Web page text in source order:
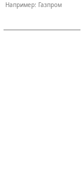
Например: Газпром